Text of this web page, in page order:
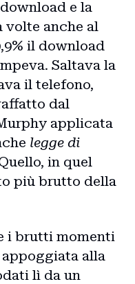
e la
volte anche al
il download
Saltava la
il telefono,
dal
applicata
legge di
in quel
più brutto della
i brutti momenti
alla
lì da un